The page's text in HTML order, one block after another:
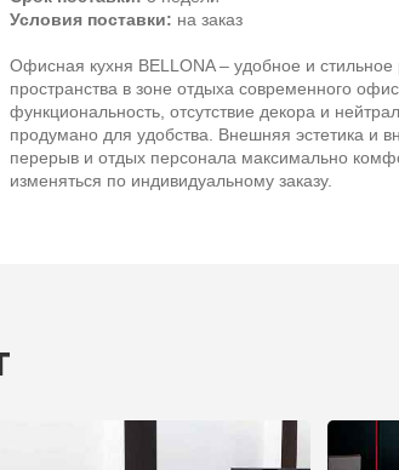
Условия поставки: на заказ
Офисная кухня BELLONA – удобное и
пространства в зоне отдыха современного
функциональность, отсутствие декора и
продумано для удобства. Внешняя эстетика и
перерыв и отдых персонала максимально
изменяться по индивидуальному заказу.